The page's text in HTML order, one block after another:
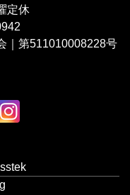
定休
｜第511010008228号